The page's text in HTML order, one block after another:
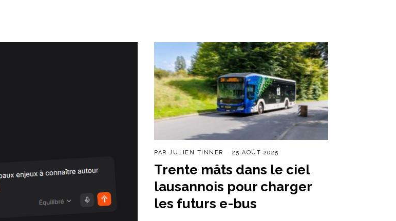
PARJULIEN TINNER 25 AOÛT 2025
Trente mâts dans le ciel
lausannois pour charger
les futurs e-bus